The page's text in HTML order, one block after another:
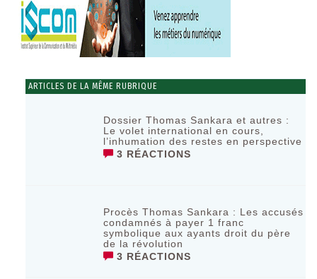
ARTICLES DE LA MÊME RUBRIQUE
Dossier Thomas Sankara et autres :
Le volet international en cours,
l’inhumation des restes en perspective
3 RÉACTIONS
Procès Thomas Sankara : Les accusés
condamnés à payer 1 franc
symbolique aux ayants droit du père
de la révolution
3 RÉACTIONS